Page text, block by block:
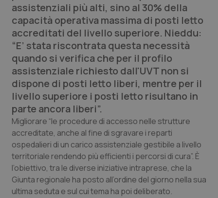
QS Pro
Professionisti Sanitari.AI
Abruzzo
Basilicata
Calabria
Campania
Emilia-Romagna
Friuli Venezia Giulia
QS Pro Gold
Artrite & artrosi
Asma & BPCO
Car-T
Colesterolo & coronaropatie
Dermatite Atopica
QS Club Newsletter
assistenziali più alti, sino al 30% della
capacità operativa massima di posti letto
accreditati del livello superiore. Nieddu:
“E’ stata riscontrata questa necessità
quando si verifica che per il profilo
assistenziale richiesto dall'UVT non si
dispone di posti letto liberi, mentre per il
livello superiore i posti letto risultano in
parte ancora liberi”.
Migliorare “le procedure di accesso nelle strutture
accreditate, anche al fine di sgravare i reparti
ospedalieri di un carico assistenziale gestibile a livello
territoriale rendendo più efficienti i percorsi di cura”. È
l’obiettivo, tra le diverse iniziative intraprese, che la
Giunta regionale ha posto all’ordine del giorno nella sua
ultima seduta e sul cui tema ha poi deliberato.